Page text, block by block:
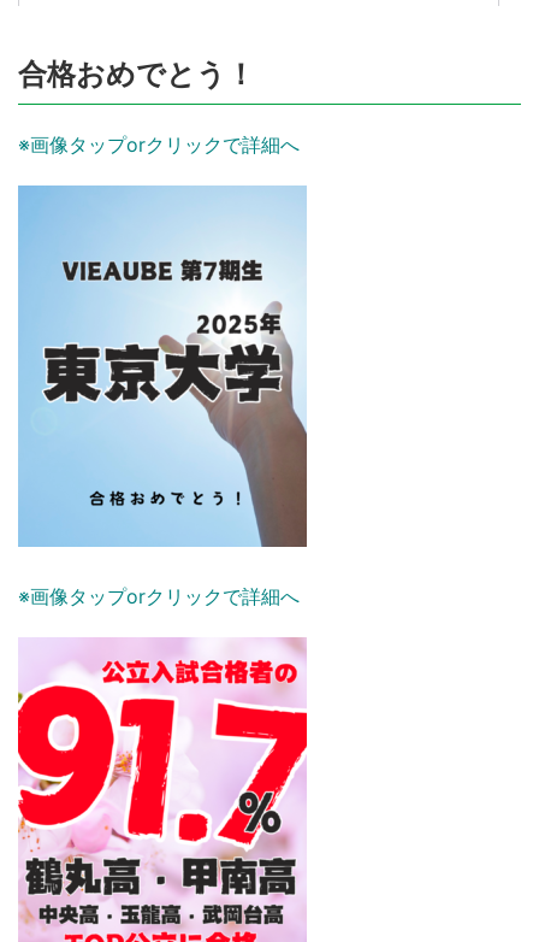
合格おめでとう！
※画像タップorクリックで詳細へ
※画像タップorクリックで詳細へ